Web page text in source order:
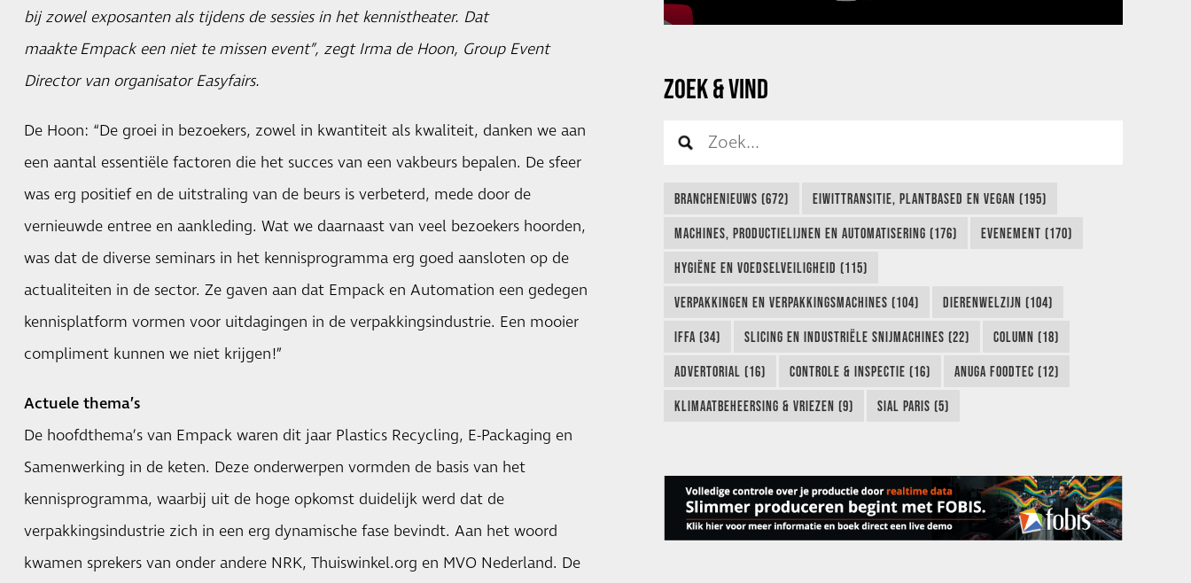
bij zowel exposanten als tijdens de sessies in het kennistheater. Dat
maakte Empack een niet te missen event”, zegt Irma de Hoon, Group Event
Director van organisator Easyfairs.
De Hoon: “De groei in bezoekers, zowel in kwantiteit als kwaliteit, danken we aan
een aantal essentiële factoren die het succes van een vakbeurs bepalen. De sfeer
was erg positief en de uitstraling van de beurs is verbeterd, mede door de
vernieuwde entree en aankleding. Wat we daarnaast van veel bezoekers hoorden,
was dat de diverse seminars in het kennisprogramma erg goed aansloten op de
actualiteiten in de sector. Ze gaven aan dat Empack en Automation een gedegen
kennisplatform vormen voor uitdagingen in de verpakkingsindustrie. Een mooier
compliment kunnen we niet krijgen!”
Actuele thema’s
De hoofdthema’s van Empackwaren dit jaar Plastics Recycling, E-Packaging en
Samenwerking in de keten. Deze onderwerpen vormden de basis van het
kennisprogramma, waarbij uit de hoge opkomst duidelijk werd dat de
verpakkingsindustrie zich in een erg dynamische fase bevindt. Aan het woord
kwamen sprekers van onder andere NRK, Thuiswinkel.org en MVO Nederland. De
ZOEK & VIND
BRANCHENIEUWS (672) EIWITTRANSITIE, PLANTBASED EN VEGAN (195)
MACHINES, PRODUCTIELIJNEN EN AUTOMATISERING (176) EVENEMENT (170)
HYGIËNE EN VOEDSELVEILIGHEID (115)
VERPAKKINGEN EN VERPAKKINGSMACHINES (104) DIERENWELZIJN (104)
IFFA (34) SLICING EN INDUSTRIËLE SNIJMACHINES (22) COLUMN (18)
ADVERTORIAL (16) CONTROLE & INSPECTIE (16) ANUGA FOODTEC (12)
KLIMAATBEHEERSING & VRIEZEN (9) SIAL PARIS (5)